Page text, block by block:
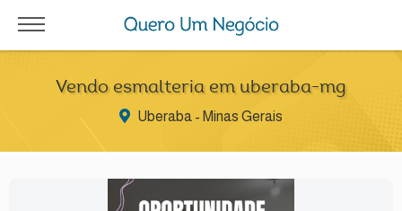
Vendo esmalteria em uberaba-mg
Uberaba - Minas Gerais